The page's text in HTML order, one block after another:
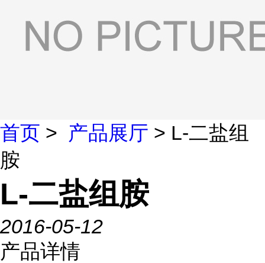
首页 > 产品展厅 > L-二盐组
胺
L-二盐组胺
2016-05-12
产品详情